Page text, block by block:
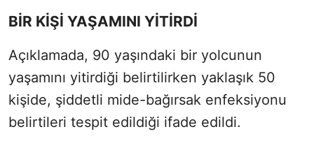
BİR KİŞİ YAŞAMINI YİTİRDİ
Açıklamada, 90 yaşındaki bir yolcunun
yaşamını yitirdiği belirtilirken yaklaşık 50
kişide, şiddetli mide-bağırsak enfeksiyonu
belirtileri tespit edildiği ifade edildi.